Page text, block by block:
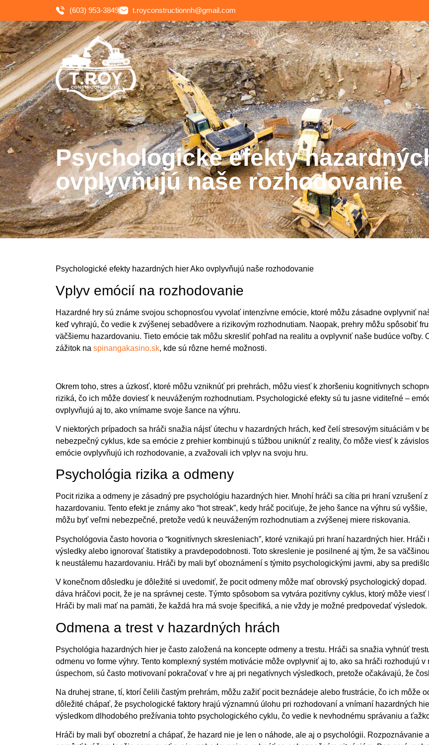
(603) 953-3849 t.royconstructionnh@gmail.com
Psychologické efekty
ovplyvňujú naše rozhodovanie
Psychologické efekty hazardných hier Ako ovplyvňujú naše rozhodovanie
Vplyv emócií na rozhodovanie
Hazardné hry sú známe svojou schopnosťou vyvolať intenzívne emócie, ktoré môžu zásadne ovplyvniť
keď vyhrajú, čo vedie k zvýšenej sebadôvere a rizikovým rozhodnutiam. Naopak, prehry môžu spôsobiť
väčšiemu hazardovaniu. Tieto emócie tak môžu skresliť pohľad na realitu a ovplyvniť naše budúce voľby.
zážitok na spinangakasino.sk, kde sú rôzne herné možnosti.
Okrem toho, stres a úzkosť, ktoré môžu vzniknúť pri prehrách, môžu viesť k zhoršeniu kognitívnych
riziká, čo ich môže doviesť k neuváženým rozhodnutiam. Psychologické efekty sú tu jasne viditeľné –
ovplyvňujú aj to, ako vnímame svoje šance na výhru.
V niektorých prípadoch sa hráči snažia nájsť útechu v hazardných hrách, keď čelí stresovým situáciám v
nebezpečný cyklus, kde sa emócie z prehier kombinujú s túžbou uniknúť z reality, čo môže viesť k
emócie ovplyvňujú ich rozhodovanie, a zvažovali ich vplyv na svoju hru.
Psychológia rizika a odmeny
Pocit rizika a odmeny je zásadný pre psychológiu hazardných hier. Mnohí hráči sa cítia pri hraní vzrušení
hazardovaniu. Tento efekt je známy ako “hot streak”, kedy hráč pociťuje, že jeho šance na výhru sú
môžu byť veľmi nebezpečné, pretože vedú k neuváženým rozhodnutiam a zvýšenej miere riskovania.
Psychológovia často hovoria o “kognitívnych skresleniach”, ktoré vznikajú pri hraní hazardných hier.
výsledky alebo ignorovať štatistiky a pravdepodobnosti. Toto skreslenie je posilnené aj tým, že sa
k neustálemu hazardovaniu. Hráči by mali byť oboznámení s týmito psychologickými javmi, aby sa
V konečnom dôsledku je dôležité si uvedomiť, že pocit odmeny môže mať obrovský psychologický
dáva hráčovi pocit, že je na správnej ceste. Týmto spôsobom sa vytvára pozitívny cyklus, ktorý môže
Hráči by mali mať na pamäti, že každá hra má svoje špecifiká, a nie vždy je možné predpovedať výsledok.
Odmena a trest v hazardných hrách
Psychológia hazardných hier je často založená na koncepte odmeny a trestu. Hráči sa snažia vyhnúť
odmenu vo forme výhry. Tento komplexný systém motivácie môže ovplyvniť aj to, ako sa hráči rozhodujú
úspechom, sú často motivovaní pokračovať v hre aj pri negatívnych výsledkoch, pretože očakávajú, že
Na druhej strane, tí, ktorí čelili častým prehrám, môžu zažiť pocit beznádeje alebo frustrácie, čo ich môže
dôležité chápať, že psychologické faktory hrajú významnú úlohu pri rozhodovaní a vnímaní hazardných
výsledkom dlhodobého prežívania tohto psychologického cyklu, čo vedie k nevhodnému správaniu a
Hráči by mali byť obozretní a chápať, že hazard nie je len o náhode, ale aj o psychológii. Rozpoznávanie